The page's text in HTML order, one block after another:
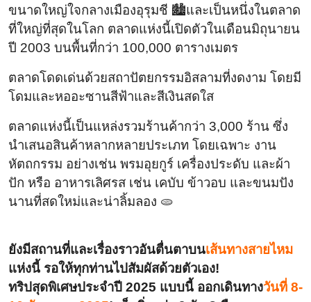
ขนาดใหญ่ใจกลางเมืองอุรุมชี 🏙️และเป็นหนึ่งในตลาด
ที่ใหญ่ที่สุดในโลก ตลาดแห่งนี้เปิดตัวในเดือนมิถุนายน
ปี 2003 บนพื้นที่กว่า 100,000 ตารางเมตร
ตลาดโดดเด่นด้วยสถาปัตยกรรมอิสลามที่งดงาม โดยมี
โดมและหออะซานสีฟ้าและสีเงินสดใส
ตลาดแห่งนี้เป็นแหล่งรวมร้านค้ากว่า 3,000 ร้าน ซึ่ง
นำเสนอสินค้าหลากหลายประเภท โดยเฉพาะ งาน
หัตถกรรม อย่างเช่น พรมอุยกูร์ เครื่องประดับ และผ้า
ปัก หรือ อาหารเลิศรส เช่น เคบับ ข้าวอบ และขนมปัง
นานที่สดใหม่และน่าลิ้มลอง 🫓
ยังมีสถานที่และเรื่องราวอันตื่นตาบนเส้นทางสายไหม
แห่งนี้ รอให้ทุกท่านไปสัมผัสด้วยตัวเอง!
ทริปสุดพิเศษประจำปี 2025 แบบนี้ ออกเดินทางวันที่ 8-